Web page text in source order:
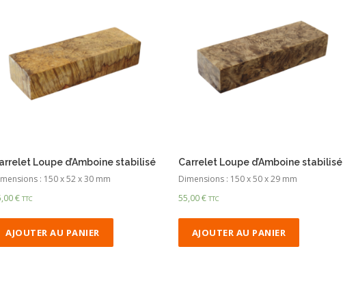
Loupe d’Amboine stabilisé
: 150 x 52 x 30 mm
€ TTC
AJOUTER AU PANIER
Carrelet Loupe d’Amboine stabilisé
Dimensions : 150 x 50 x 29 mm
55,00€ TTC
AJOUTER AU PANIER